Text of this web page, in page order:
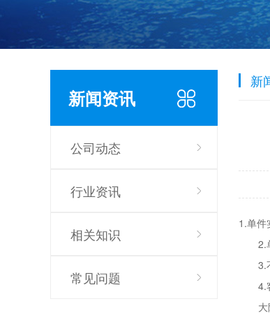
新闻资讯
公司动态
行业资讯
相关知识
常见问题
新
1.单件
2.单
3.不
4.客
大陆